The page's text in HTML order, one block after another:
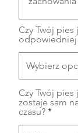
Czy Twój
odpowiedniej
Czy Twój pies
zostaje sam
czasu?